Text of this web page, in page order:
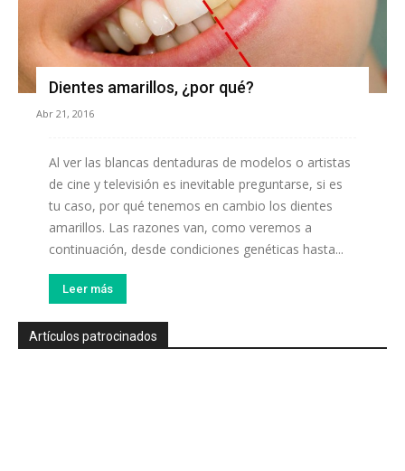
Dientes amarillos, ¿por qué?
Abr 21, 2016
Al ver las blancas dentaduras de modelos o artistas
de cine y televisión es inevitable preguntarse, si es
tu caso, por qué tenemos en cambio los dientes
amarillos. Las razones van, como veremos a
continuación, desde condiciones genéticas hasta...
Leer más
Artículos patrocinados